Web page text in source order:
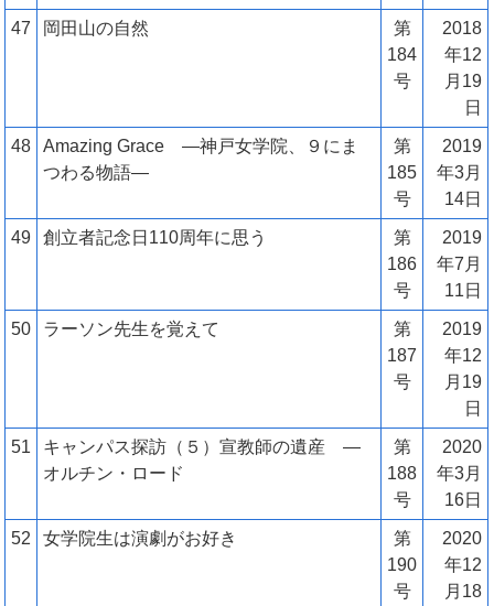
47 岡田山の自然
第
184
号
2018
年12
月19
日
48
Amazing Grace ―神戸女学院、９にま
つわる物語―
第
185
号
2019
年3月
14日
49 創立者記念日110周年に思う
第
186
号
2019
年7月
11日
50 ラーソン先生を覚えて
第
187
号
2019
年12
月19
日
51
キャンパス探訪（５）宣教師の遺産 ―
オルチン・ロード
第
188
号
2020
年3月
16日
52 女学院生は演劇がお好き
第
190
号
2020
年12
月18